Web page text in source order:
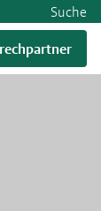
Suche